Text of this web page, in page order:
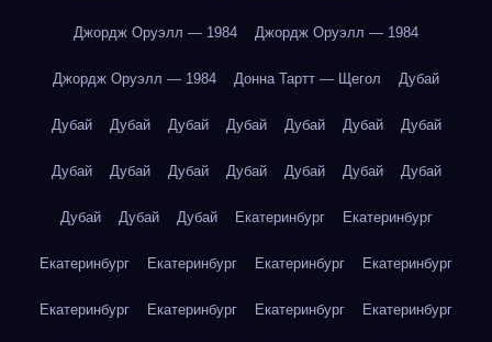
Джордж Оруэлл — 1984 Джордж Оруэлл — 1984
Джордж Оруэлл — 1984 Донна Тартт — Щегол Дубай
Дубай Дубай Дубай Дубай Дубай Дубай Дубай
Дубай Дубай Дубай Дубай Дубай Дубай Дубай
Дубай Дубай Дубай Екатеринбург Екатеринбург
Екатеринбург Екатеринбург Екатеринбург Екатеринбург
Екатеринбург Екатеринбург Екатеринбург Екатеринбург